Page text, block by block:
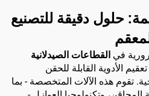
حلول دقيقة للتصنيع
في القطاعات الصيدلانية
الأدوية القابلة للحقن
تقوم هذه الآلات المتخصصة - بما